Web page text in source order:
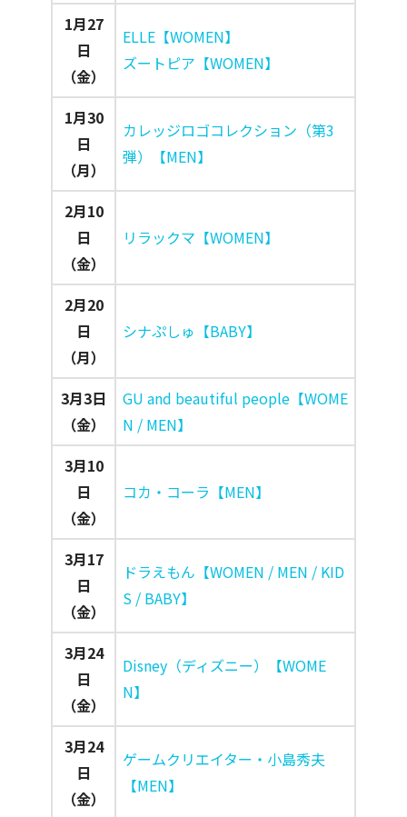
1月27
日
（金）
ELLE【WOMEN】
ズートピア【WOMEN】
1月30
日
（月）
カレッジロゴコレクション（第3
弾）【MEN】
2月10
日
（金）
リラックマ【WOMEN】
2月20
日
（月）
シナぷしゅ【BABY】
3月3日
（金）
GU and beautiful people【WOME
N / MEN】
3月10
日
（金）
コカ・コーラ【MEN】
3月17
日
（金）
ドラえもん【WOMEN / MEN / KID
S / BABY】
3月24
日
（金）
Disney（ディズニー）【WOME
N】
3月24
日
（金）
ゲームクリエイター・小島秀夫
【MEN】